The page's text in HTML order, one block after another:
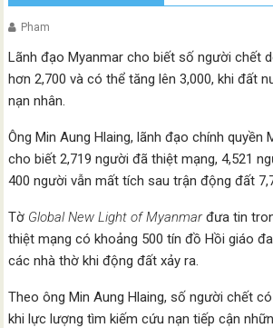
Pham
Lãnh đạo Myanmar cho biết số người chết
hơn 2,700 và có thể tăng lên 3,000, khi đất
nạn nhân.
Ông Min Aung Hlaing, lãnh đạo chính quyền
cho biết 2,719 người đã thiệt mạng, 4,521
400 người vẫn mất tích sau trận động đất
Tờ Global New Light of Myanmarđưa tin
thiệt mạng có khoảng 500 tín đồ Hồi giáo
các nhà thờ khi động đất xảy ra.
Theo ông Min Aung Hlaing, số người chết
khi lực lượng tìm kiếm cứu nạn tiếp cận